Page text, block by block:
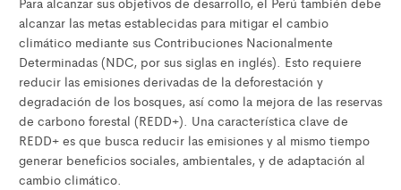
alcanzar las metas establecidas para mitigar el cambio
climático mediante sus Contribuciones Nacionalmente
Determinadas (NDC, por sus siglas en inglés). Esto requiere
reducir las emisiones derivadas de la deforestación y
degradación de los bosques, así como la mejora de las reservas
de carbono forestal (REDD+). Una característica clave de
REDD+ es que busca reducir las emisiones y al mismo tiempo
generar beneficios sociales, ambientales, y de adaptación al
cambio climático.